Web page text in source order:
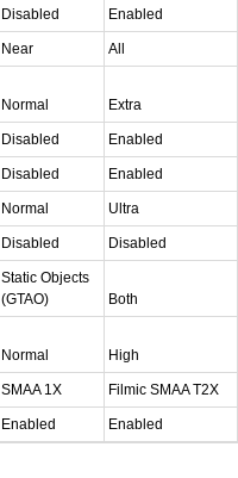
Disabled Enabled
Near All
Normal Extra
Disabled Enabled
Disabled Enabled
Normal Ultra
Disabled Disabled
Static Objects
(GTAO)
Both
Normal High
SMAA 1X Filmic SMAA T2X
Enabled Enabled